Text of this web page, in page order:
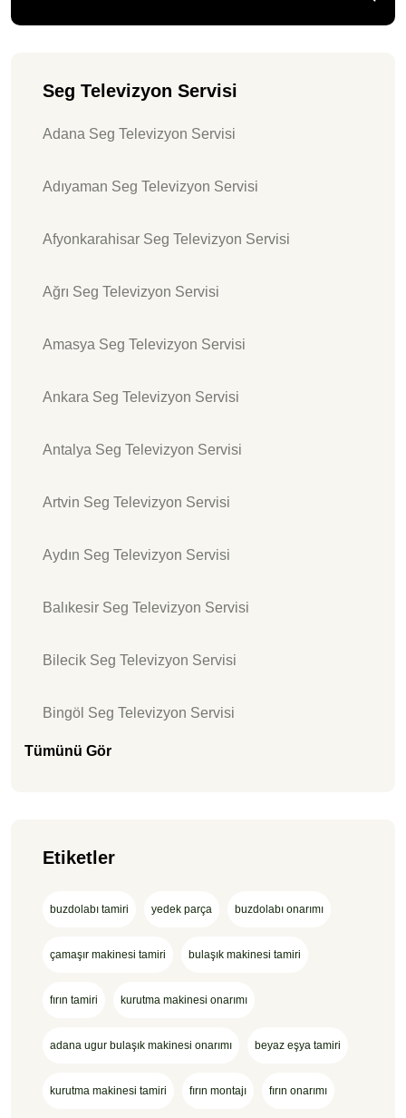
Seg Televizyon Servisi
Adana Seg Televizyon Servisi
Adıyaman Seg Televizyon Servisi
Afyonkarahisar Seg Televizyon Servisi
Ağrı Seg Televizyon Servisi
Amasya Seg Televizyon Servisi
Ankara Seg Televizyon Servisi
Antalya Seg Televizyon Servisi
Artvin Seg Televizyon Servisi
Aydın Seg Televizyon Servisi
Balıkesir Seg Televizyon Servisi
Bilecik Seg Televizyon Servisi
Bingöl Seg Televizyon Servisi
Tümünü Gör
Etiketler
buzdolabı tamiri yedek parça buzdolabı onarımı
çamaşır makinesi tamiri bulaşık makinesi tamiri
fırın tamiri kurutma makinesi onarımı
adana ugur bulaşık makinesi onarımı beyaz eşya tamiri
kurutma makinesi tamiri fırın montajı fırın onarımı